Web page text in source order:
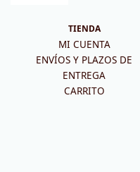
TIENDA
MI CUENTA
ENVÍOS Y PLAZOS DE
ENTREGA
CARRITO